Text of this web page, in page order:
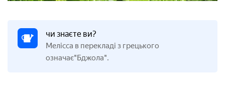
чи знаєте ви?
Мелісса в перекладі з грецького
означає"Бджола".